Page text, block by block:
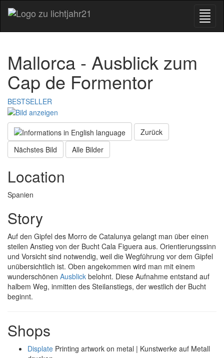
Mallorca - Ausblick zum
Cap de Formentor
BESTSELLER
Zurück
Nächstes Bild
Alle Bilder
Location
Spanien
Story
Auf den Gipfel des Morro de Catalunya gelangt man über einen
steilen Anstieg von der Bucht Cala Figuera aus. Orientierungssinn
und Vorsicht sind notwendig, weil die Wegführung vor dem Gipfel
unübersichtlich ist. Oben angekommen wird man mit einem
wunderschönen Ausblick belohnt. Diese Aufnahme entstand auf
halbem Weg, inmitten des Steilanstiegs, der westlich der Bucht
beginnt.
Shops
Displate Printing artwork on metal | Kunstwerke auf Metall